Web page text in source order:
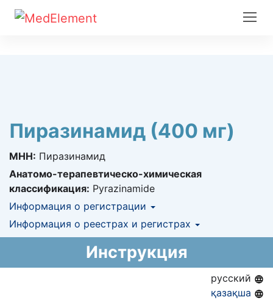
Пиразинамид (400 мг)
МНН: Пиразинамид
Анатомо-терапевтическо-химическая
классификация: Pyrazinamide
Информация о регистрации
Номер регистрации в РК:№ РК-ЛС-5№013319
Информация о реестрах и регистрах
амбулаторного лекарственного обеспечения)
Инструкция
русский
қазақша